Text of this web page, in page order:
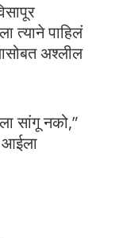
त्याने पाहिलं
अश्लील
सांगू नको,”
आईला